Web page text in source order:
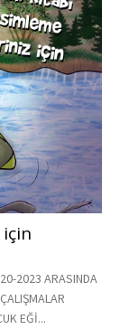
2023 ARASINDA
EĞİ...